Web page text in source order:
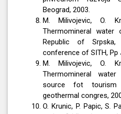
Beograd, 2003.
M. Milivojevic, O.
Thermomineral water
Republic of
conference of SITH, Pp
M. Milivojevic, O.
Thermomineral
source fot tourism
geothermal congres,
O. Krunic, P. Papic, S.